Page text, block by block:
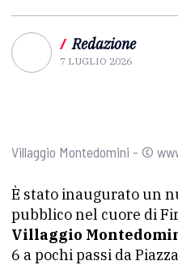
/ Redazione
7 LUGLIO 2026
Villaggio Montedomini - ©
È stato inaugurato un
pubblico nel cuore di
Villaggio
6 a pochi passi da